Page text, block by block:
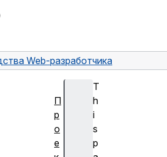
Web-разработчика
T
h
i
s
p
П
р
о
е